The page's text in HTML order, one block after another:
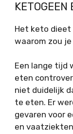
KETOGEEN
Het keto dieet
waarom zou
Een lange tijd
eten
niet duidelijk
te eten. Er
gevaren voor
en